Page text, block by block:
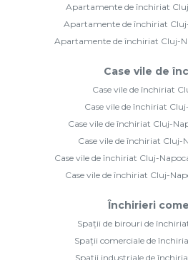
Apartamente de închiriat
Apartamente de închiriat
Apartamente de închiriat Cluj-
Case vile de
Case vile de închiriat
Case vile de închiriat
Case vile de închiriat Cluj-
Case vile de închiriat Cluj-
Case vile de închiriat Cluj-
Case vile de închiriat Cluj-
Închirieri
Spații de birouri de
Spații comerciale de
Spații industriale de